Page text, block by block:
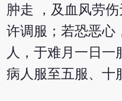
肿走 ，及血风劳
许调服；若恐恶心
人，于难月一日一
病人服至五服、十